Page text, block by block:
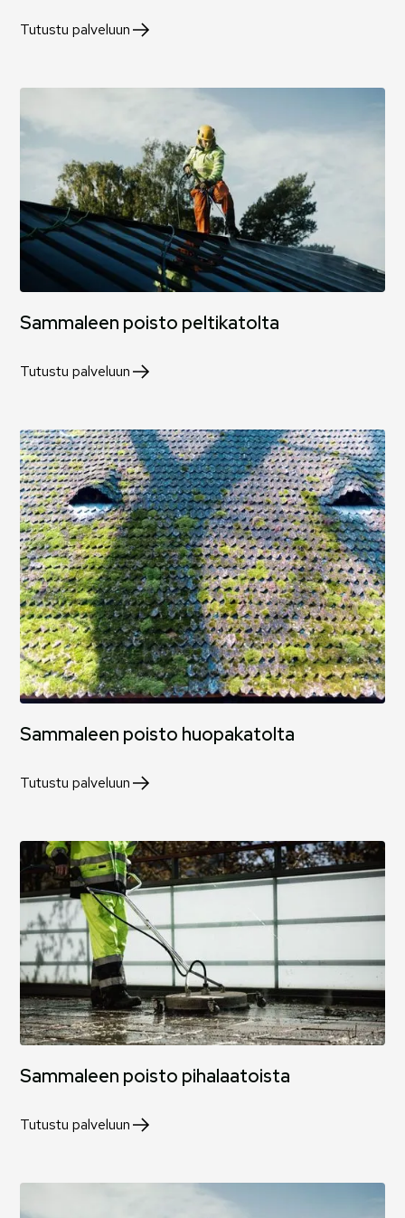
Tutustu palveluun
Sammaleen poisto peltikatolta
Tutustu palveluun
Sammaleen poisto huopakatolta
Tutustu palveluun
Sammaleen poisto pihalaatoista
Tutustu palveluun